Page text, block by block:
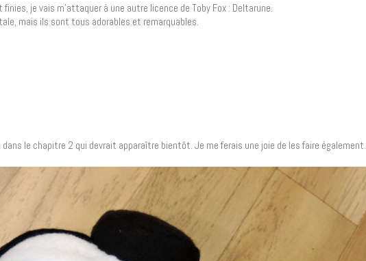
je vais m’attaquer à une autre licence de Toby Fox : Deltarune.
mais ils sont tous adorables et remarquables.
le chapitre 2 qui devrait apparaître bientôt. Je me ferais une joie de les faire également.